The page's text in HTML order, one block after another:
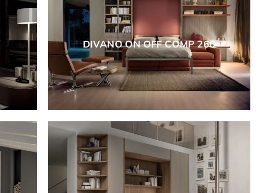
DIVANO ON OFF COMP 266